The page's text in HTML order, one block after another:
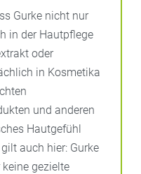
Gurke nicht nur
in der Hautpflege
oder
in Kosmetika
und anderen
Hautgefühl
auch hier: Gurke
gezielte